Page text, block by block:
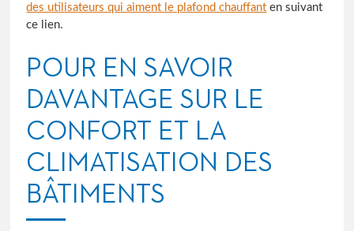
des utilisateurs qui aiment le plafond chauffant en suivant
ce lien.
POUR EN SAVOIR
DAVANTAGE SUR LE
CONFORT ET LA
CLIMATISATION DES
BÂTIMENTS